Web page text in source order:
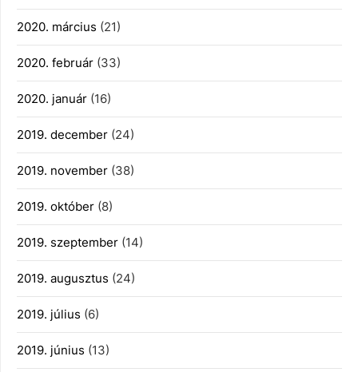
2020. március (21)
2020. február (33)
2020. január (16)
2019. december (24)
2019. november (38)
2019. október (8)
2019. szeptember (14)
2019. augusztus (24)
2019. július (6)
2019. június (13)